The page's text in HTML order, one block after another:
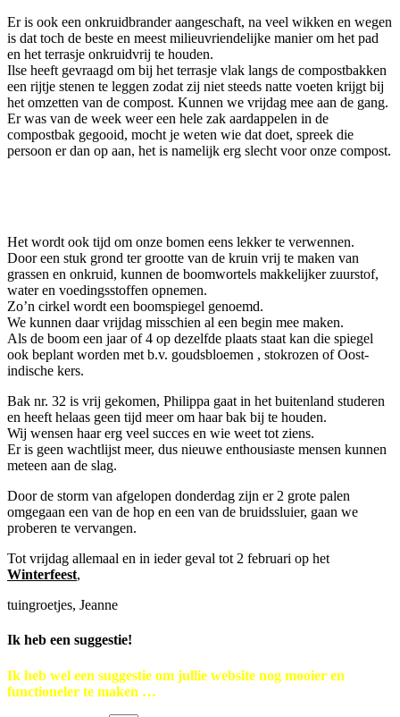
Er is ook een onkruidbrander aangeschaft, na veel wikken en wegen
is dat toch de beste en meest milieuvriendelijke manier om het pad
en het terrasje onkruidvrij te houden.
Ilse heeft gevraagd om bij het terrasje vlak langs de compostbakken
een rijtje stenen te leggen zodat zij niet steeds natte voeten krijgt bij
het omzetten van de compost. Kunnen we vrijdag mee aan de gang.
Er was van de week weer een hele zak aardappelen in de
compostbak gegooid, mocht je weten wie dat doet, spreek die
persoon er dan op aan, het is namelijk erg slecht voor onze compost.
Het wordt ook tijd om onze bomen eens lekker te verwennen.
Door een stuk grond ter grootte van de kruin vrij te maken van
grassen en onkruid, kunnen de boomwortels makkelijker zuurstof,
water en voedingsstoffen opnemen.
Zo’n cirkel wordt een boomspiegel genoemd.
We kunnen daar vrijdag misschien al een begin mee maken.
Als de boom een jaar of 4 op dezelfde plaats staat kan die spiegel
ook beplant worden met b.v. goudsbloemen , stokrozen of Oost-
indische kers.
Bak nr. 32 is vrij gekomen, Philippa gaat in het buitenland studeren
en heeft helaas geen tijd meer om haar bak bij te houden.
Wij wensen haar erg veel succes en wie weet tot ziens.
Er is geen wachtlijst meer, dus nieuwe enthousiaste mensen kunnen
meteen aan de slag.
Door de storm van afgelopen donderdag zijn er 2 grote palen
omgegaan een van de hop en een van de bruidssluier, gaan we
proberen te vervangen.
Tot vrijdag allemaal en in ieder geval tot 2 februari op het
Winterfeest,
tuingroetjes, Jeanne
Ik heb een suggestie!
Ik heb wel een suggestie om jullie website nog mooier en
functioneler te maken …